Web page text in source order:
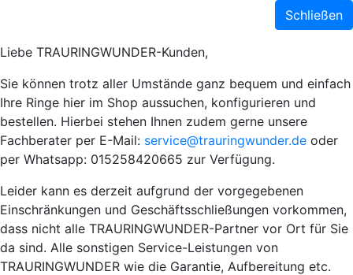
Schließen
Liebe TRAURINGWUNDER-Kunden,
Sie können trotz aller Umstände ganz bequem und einfach
Ihre Ringe hier im Shop aussuchen, konfigurieren und
bestellen. Hierbei stehen Ihnen zudem gerne unsere
Fachberater per E-Mail: service@trauringwunder.de oder
per Whatsapp: 015258420665 zur Verfügung.
Leider kann es derzeit aufgrund der vorgegebenen
Einschränkungen und Geschäftsschließungen vorkommen,
dass nicht alle TRAURINGWUNDER-Partner vor Ort für Sie
da sind. Alle sonstigen Service-Leistungen von
TRAURINGWUNDER wie die Garantie, Aufbereitung etc.